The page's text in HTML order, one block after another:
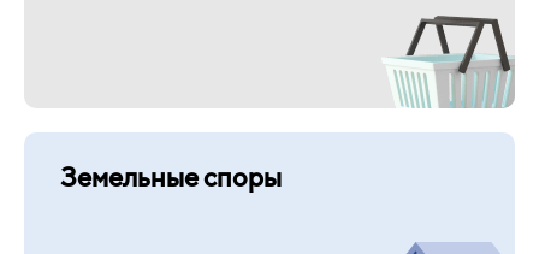
Земельные споры